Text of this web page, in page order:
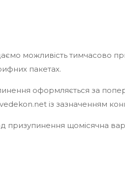
можливість тимчасово
пакетах.
оформляється за
із зазначенням
призупинення щомісячна